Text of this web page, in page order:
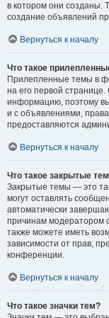
в котором они созданы.
создание объявлений
Вернуться к началу
Что такое
Прилепленные темы в
на его первой
информацию, поэтому
и с объявлениями,
предоставляются
Вернуться к началу
Что такое закрытые
Закрытые темы — это
могут оставлять
автоматически
причинам модератором
также можете иметь
зависимости от прав,
конференции.
Вернуться к началу
Что такое значки тем?